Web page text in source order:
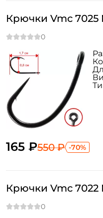
Крючки Vmc 7025
165 ₽550 ₽ -70%
Крючки Vmc 7022